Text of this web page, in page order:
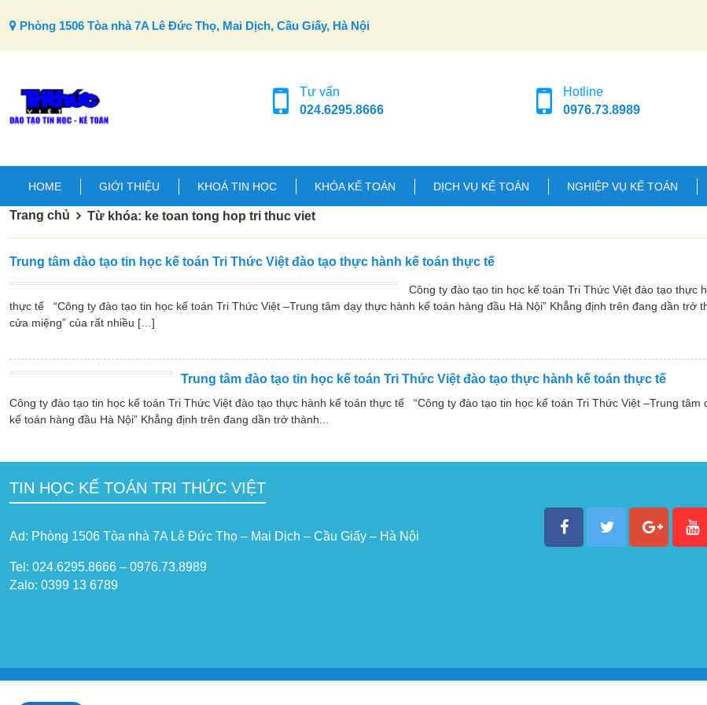
Phòng 1506 Tòa nhà 7A Lê Đức Thọ, Mai Dịch, Cầu Giấy, Hà Nội
Tư vấn
024.6295.8666
Hotline
0976.73.8989
HOME GIỚI THIỆU KHOÁ TIN HỌC KHÓA KẾ TOÁN DỊCH VỤ KẾ TOÁN NGHIỆP VỤ KẾ TOÁN
Trang chủ Từ khóa: ke toan tong hop tri thuc viet
Trung tâm đào tạo tin học kế toán Tri Thức Việt đào tạo thực hành kế toán thực tế
Công ty đào tạo tin học kế toán Tri Thức Việt đào tạo thực
thực tế “Công ty đào tạo tin học kế toán Tri Thức Việt –Trung tâm dạy thực hành kế toán hàng đầu Hà Nội” Khẳng định trên đang dần trở
cửa miệng” của rất nhiều […]
Trung tâm đào tạo tin học kế toán Tri Thức Việt đào tạo thực hành kế toán thực tế
Công ty đào tạo tin học kế toán Tri Thức Việt đào tạo thực hành kế toán thực tế “Công ty đào tạo tin học kế toán Tri Thức Việt –Trung tâm
kế toán hàng đầu Hà Nội” Khẳng định trên đang dần trở thành...
TIN HỌC KẾ TOÁN TRI THỨC VIỆT
Ad: Phòng 1506 Tòa nhà 7A Lê Đức Thọ – Mai Dịch – Cầu Giấy – Hà Nội
Tel: 024.6295.8666 – 0976.73.8989
Zalo: 0399 13 6789